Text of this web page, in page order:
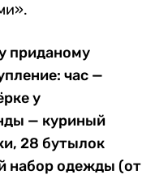
приданому
час —
у
— куриный
28 бутылок
набор одежды (от